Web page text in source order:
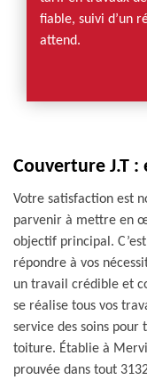
fiable, suivi d’un
attend.
Couverture J.T
Votre satisfaction est
parvenir à mettre en
objectif principal.
répondre à vos
un travail crédible et
se réalise tous vos
service des soins
toiture. Établie à
prouvée dans tout